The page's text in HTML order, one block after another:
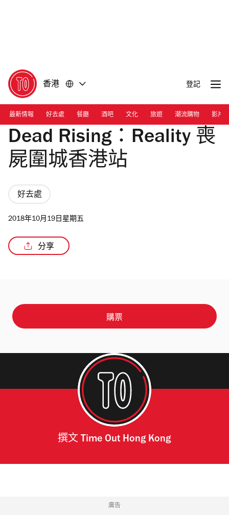
香港 登記
最新情報 好去處 餐廳 酒吧 文化 旅遊 潮流購物 影片
Dead Rising：Reality 喪
屍圍城香港站
好去處
2018年10月19日星期五
分享
購票
撰文 Time Out Hong Kong
廣告